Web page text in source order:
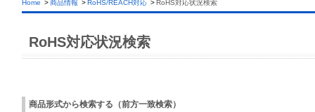
Home >商品情報 >RoHS/REACH対応 >RoHS対応状況検索
RoHS対応状況検索
商品形式から検索する（前方一致検索）